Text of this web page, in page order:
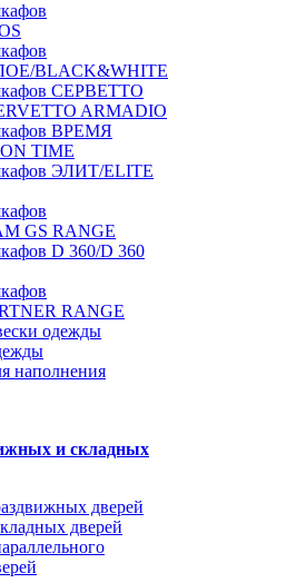
BLACK&WHITE
СЕРВЕТТО
ARMADIO
ВРЕМЯ
TIME
ЭЛИТ/ELITE
GS RANGE
D 360/D 360
RANGE
одежды
наполнения
и складных
дверей
дверей